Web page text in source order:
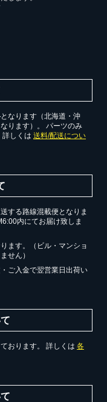
となります（北海道・沖
ります）。 パーツのみ
詳しくは 送料/配送につい
する路線混載便となりま
内にてお届け致しま
ます。（ビル・マンショ
せん）
ご入金で翌営業日出荷い
おります。 詳しくは 各